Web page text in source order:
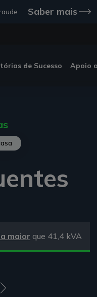
Saber mais
de Sucesso Apoio
maior que 41,4 kVA